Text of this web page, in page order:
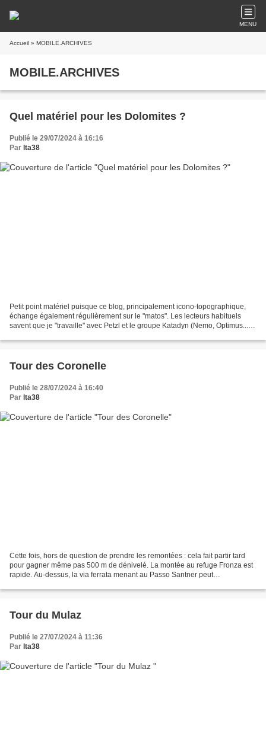
MENU
Accueil » MOBILE.ARCHIVES
MOBILE.ARCHIVES
Quel matériel pour les Dolomites ?
Publié le 29/07/2024 à 16:16
Par lta38
Petit point matériel puisque ce blog, principalement icono-topographique,
échange également régulièrement sur le "matos". Les lecteurs habituels
savent que je "travaille" avec Petzl et le groupe Katadyn (Nemo, Optimus...).
Tour des Coronelle
Publié le 28/07/2024 à 16:40
Par lta38
Cette fois, hors de question de prendre les remontées : cela fait partir tard
pour gagner même pas 500 m de dénivelé. La montée au refuge Fronza est
rapide. Au-dessus, la via ferrata menant au Passo Santner peut
Tour du Mulaz
Publié le 27/07/2024 à 11:36
Par lta38